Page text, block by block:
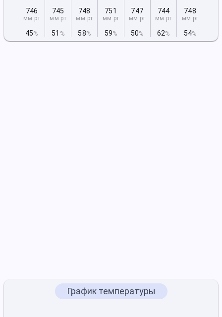
746
мм рт
45%
745
мм рт
51 %
748
мм рт
58%
751
мм рт
59%
747
мм рт
50%
744
мм рт
62%
748
мм рт
54%
График температуры